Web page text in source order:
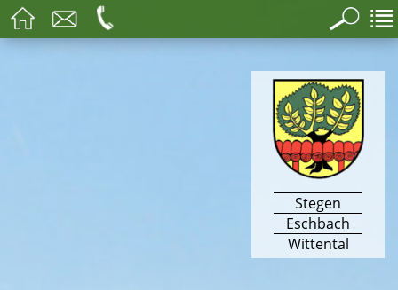
Stegen
Eschbach
Wittental